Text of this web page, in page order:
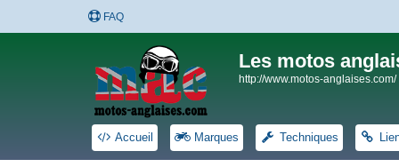
FAQ
Les motos
http://www.motos-anglaises.com/
Accueil Marques Techniques